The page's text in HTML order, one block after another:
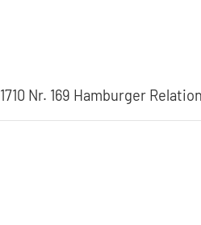
1710 Nr. 169 Hamburger